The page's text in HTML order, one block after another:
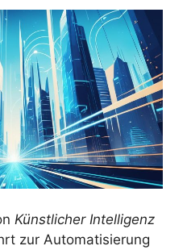
Künstlicher Intelligenz
zur Automatisierung